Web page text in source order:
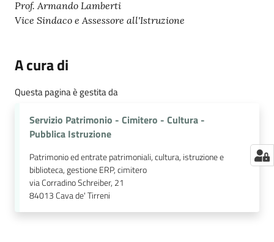
Prof. Armando Lamberti
Vice Sindaco e Assessore all'Istruzione
A cura di
Questa pagina è gestita da
Servizio Patrimonio - Cimitero - Cultura -
Pubblica Istruzione
Patrimonio ed entrate patrimoniali, cultura, istruzione e
biblioteca, gestione ERP, cimitero
via Corradino Schreiber, 21
84013Cava de' Tirreni